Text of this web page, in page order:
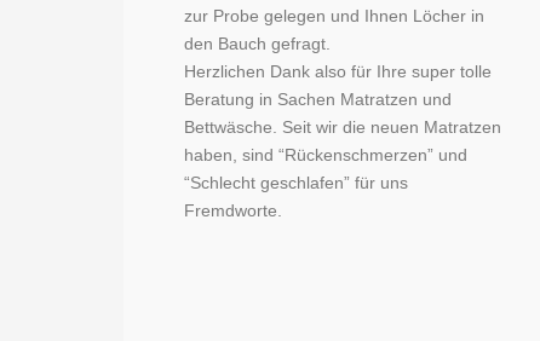
zur Probe gelegen und Ihnen Löcher in
den Bauch gefragt.
Herzlichen Dank also für Ihre super tolle
Beratung in Sachen Matratzen und
Bettwäsche. Seit wir die neuen Matratzen
haben, sind “Rückenschmerzen” und
“Schlecht geschlafen” für uns
Fremdworte.